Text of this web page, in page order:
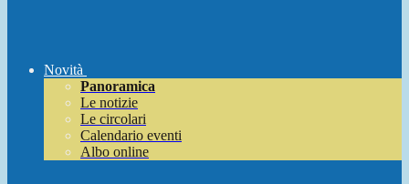
Novità
Panoramica
Le notizie
Le circolari
Calendario eventi
Albo online